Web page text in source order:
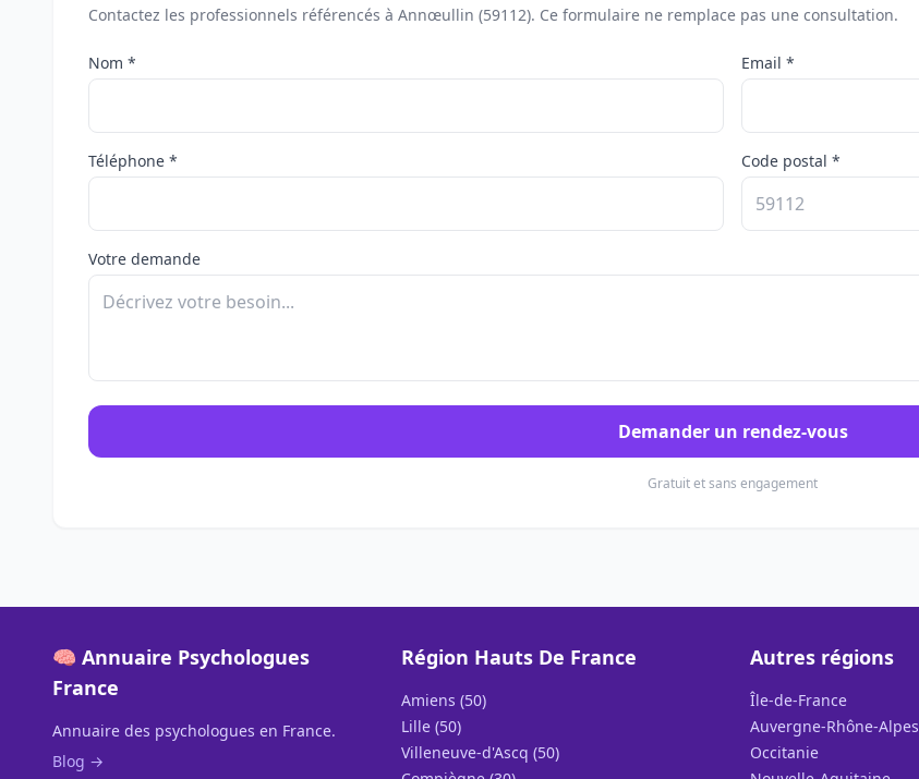
Contactez les professionnels référencés à Annœullin (59112). Ce formulaire ne remplace pas une consultation.
Nom * Email *
Téléphone * Code postal *
Votre demande
Demander un rendez-vous
Gratuit et sans engagement
🧠 Annuaire Psychologues
France
Annuaire des psychologues en France.
Blog →
Région Hauts De France
Amiens (50)
Lille (50)
Villeneuve-d'Ascq (50)
Autres régions
Île-de-France
Auvergne-Rhône-Alpes
Occitanie